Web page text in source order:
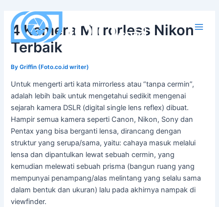
content
4 Kamera Mirrorless Nikon
Terbaik
ByGriffin (Foto.co.id writer)
Untuk mengerti arti kata mirrorless atau “tanpa cermin”,
adalah lebih baik untuk mengetahui sedikit mengenai
sejarah kamera DSLR (digital single lens reflex) dibuat.
Hampir semua kamera seperti Canon, Nikon, Sony dan
Pentax yang bisa berganti lensa, dirancang dengan
struktur yang serupa/sama, yaitu: cahaya masuk melalui
lensa dan dipantulkan lewat sebuah cermin, yang
kemudian melewati sebuah prisma (bangun ruang yang
mempunyai penampang/alas melintang yang selalu sama
dalam bentuk dan ukuran) lalu pada akhirnya nampak di
viewfinder.